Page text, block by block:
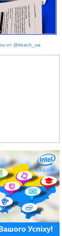
от @iteach_ua